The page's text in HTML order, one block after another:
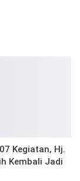
Kegiatan, Hj.
Kembali Jadi